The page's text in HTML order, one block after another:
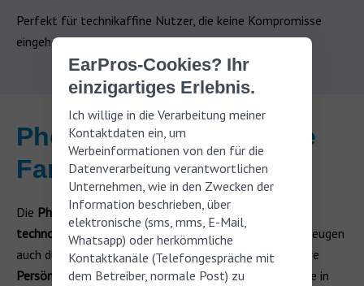
Perfekt für technikaffine Nutzer, die keine Kompromisse
eingehen möchten
Phonak Audeo Paradise
Farben
Die Phonak Audéo ParadiseHörgeräte sind nicht nur
technologisch auf dem neuesten Stand
, sondern überzeugen
auch durch ihrelegantes Design. Um sich perfekt an Ihre
Persönlichkeit und Ihren Lebensstilanzupassen, sind sie in
EarPros-Cookies? Ihr
einzigartiges Erlebnis.
Ich willige in die Verarbeitung meiner
Kontaktdaten ein, um
Werbeinformationen von den für die
Datenverarbeitung verantwortlichen
Unternehmen, wie in den Zwecken der
Information beschrieben, über
elektronische (sms, mms, E-Mail,
Whatsapp) oder herkömmliche
Kontaktkanäle (Telefongespräche mit
dem Betreiber, normale Post) zu